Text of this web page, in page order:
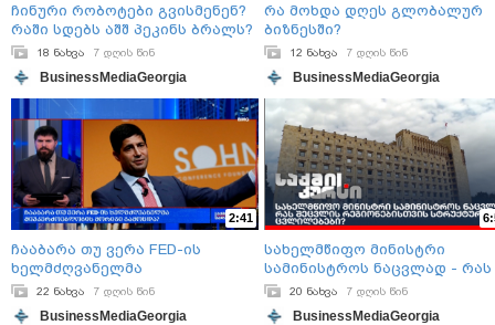
ჩინური რობოტები გვისმენენ?
რაში სდებს აშშ პეკინს ბრალს?
18 ნახვა 7 დღის წინ
BusinessMediaGeorgia
რა მოხდა დღეს გლობალურ
ბიზნესში?
12 ნახვა 7 დღის წინ
BusinessMediaGeorgia
2:41
ჩააბარა თუ ვერა FED-ის
ხელმძღვანელმა
მიუკერძოებლობის მორიგი
გამოცდა?
22 ნახვა 7 დღის წინ
BusinessMediaGeorgia
სახელმწიფო მინისტრი
სამინისტროს ნაცვლად - რას
შეცვლის რეგიონებისთვის
სტრუქტურული ცვლილებები?
20 ნახვა 7 დღის წინ
BusinessMediaGeorgia